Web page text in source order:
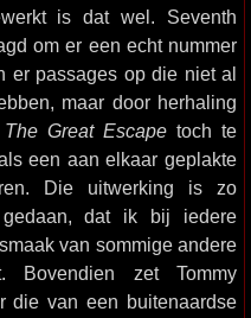
is dat wel. Seventh
om er een echt nummer
er passages op die niet al
maar door herhaling
The Great Escape toch te
een aan elkaar geplakte
Die uitwerking is zo
dat ik bij iedere
van sommige andere
Bovendien zet Tommy
die van een buitenaardse